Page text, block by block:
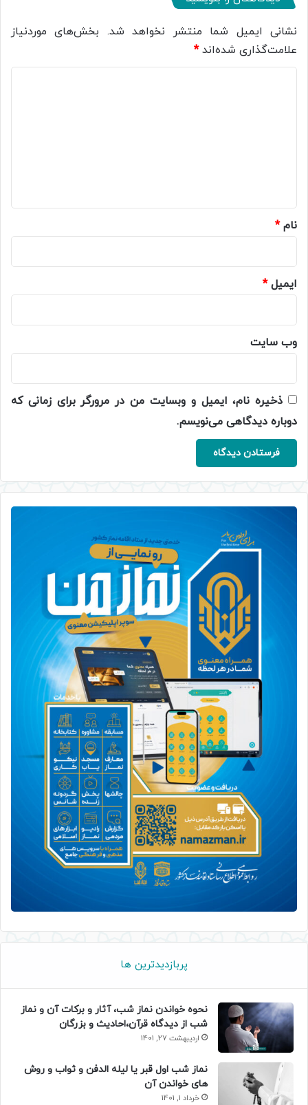
نشانی ایمیل شما منتشر نخواهد شد. بخش‌های موردنیاز
علامت‌گذاری شده‌اند*
نام*
ایمیل*
وب‌ سایت
ذخیره نام، ایمیل و وبسایت من در مرورگر برای زمانی که
دوباره دیدگاهی می‌نویسم.
پربازدیدترین ها
نحوه خواندن نماز شب، آثار و برکات آن و نماز
شب از دیدگاه قرآن،احادیث و بزرگان
اردیبهشت 27, 1401
نماز شب اول قبر یا لیله الدفن و ثواب و روش
های خواندن آن
خرداد 1, 1401